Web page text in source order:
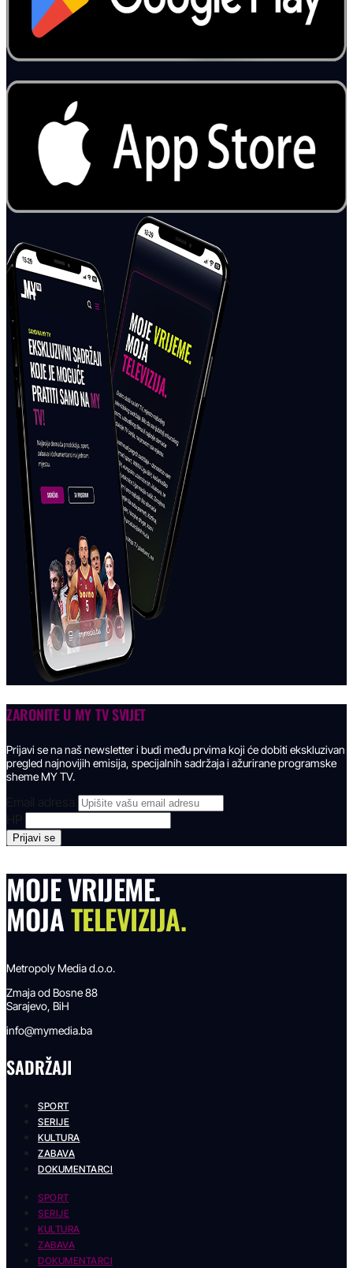
ZARONITE U MY TV SVIJET
Prijavi se na naš newsletter i budi među prvima koji će dobiti ekskluzivan
pregled najnovijih emisija, specijalnih sadržaja i ažurirane programske
sheme MY TV.
Email adresa
MOJE VRIJEME.
MOJATELEVIZIJA.
Metropoly Media d.o.o.
Zmaja od Bosne 88
Sarajevo, BiH
info@mymedia.ba
SADRŽAJI
SPORT
SERIJE
KULTURA
ZABAVA
DOKUMENTARCI
SPORT
SERIJE
KULTURA
ZABAVA
DOKUMENTARCI